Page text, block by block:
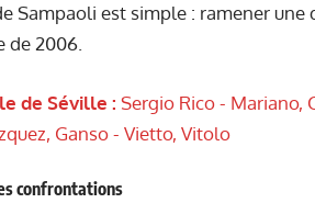
Sampaoli est simple : ramener
de 2006.
de Séville : Sergio Rico - Mariano,
Ganso - Vietto, Vitolo
confrontations